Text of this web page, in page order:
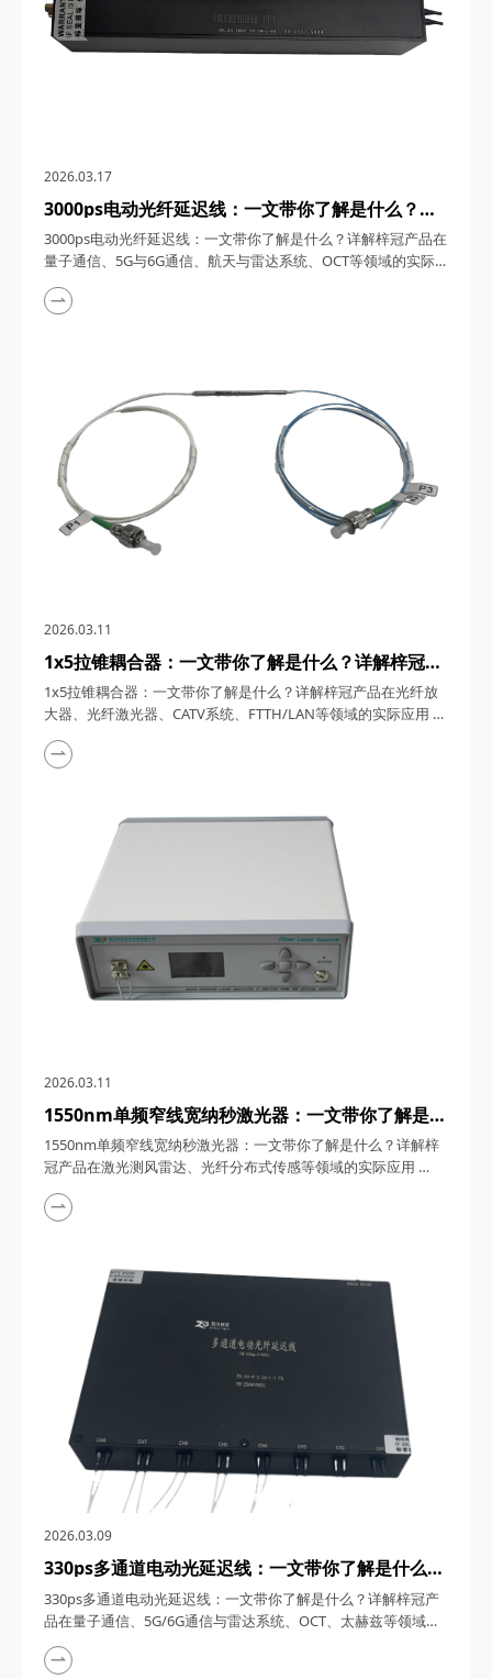
2026.03.17
3000ps电动光纤延迟线：一文带你了解是什么？详
解梓冠产品在量子通信、5G与6G通信、航天与雷达
系统、OCT等领域的实际应用
3000ps电动光纤延迟线：一文带你了解是什么？详解梓冠产品在
量子通信、5G与6G通信、航天与雷达系统、OCT等领域的实际
应用 3000ps电动光纤延迟线，在高速发展的光通信与探测技术
领域，凭借其卓越的性能和广泛的应用潜力，成为了众多高科技
2026.03.11
1x5拉锥耦合器：一文带你了解是什么？详解梓冠产
品在光纤放大器、光纤激光器、CATV系统、
FTTH/LAN等领域的实际应用
1x5拉锥耦合器：一文带你了解是什么？详解梓冠产品在光纤放
大器、光纤激光器、CATV系统、FTTH/LAN等领域的实际应用
1x5拉锥耦合器，在光纤通信与传感技术迅猛发展的今天，凭借
其独特的设计、卓越的性能以及广泛的应用场景，成为了光纤网
款产品的内在魅力。 一、1...
2026.03.11
1550nm单频窄线宽纳秒激光器：一文带你了解是什
么？详解梓冠产品在激光测风雷达、光纤分布式传感
等领域的实际应用
1550nm单频窄线宽纳秒激光器：一文带你了解是什么？详解梓
冠产品在激光测风雷达、光纤分布式传感等领域的实际应用
1550nm单频窄线宽纳秒激光器，在激光技术的浩瀚星空中，犹
如一颗璀璨的明星，以其独特的光学特性和广泛的应用领域，吸
越的性能和稳定的表现，成为了市场上的热门之...
2026.03.09
330ps多通道电动光延迟线：一文带你了解是什么？
详解梓冠产品在量子通信、5G/6G通信与雷达系
统、OCT、太赫兹等领域的实际应用
330ps多通道电动光延迟线：一文带你了解是什么？详解梓冠产
品在量子通信、5G/6G通信与雷达系统、OCT、太赫兹等领域的
实际应用 330ps多通道电动光延迟线，在光通信与光电子技术的
飞速发展中，凭借其高精度、多通道、可调可控等特性，在量子